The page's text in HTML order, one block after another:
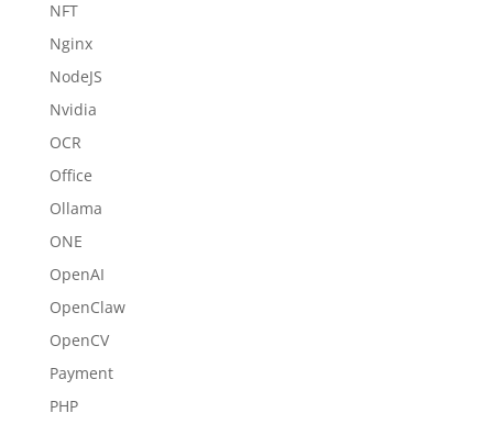
NFT
Nginx
NodeJS
Nvidia
OCR
Office
Ollama
ONE
OpenAI
OpenClaw
OpenCV
Payment
PHP